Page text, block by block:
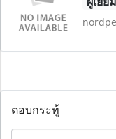
ตอบกระทู้